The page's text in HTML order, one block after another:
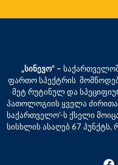
„სინევო“ –
ფართო სპექტრის
მეტ რუტინულ და
პათოლოგიის ყველა
საქართველო’-ს ქსელი
სისხლის ასაღებ 67